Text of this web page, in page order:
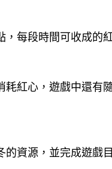
每段時間可收成的
紅心，遊戲中還有
資源，並完成遊戲